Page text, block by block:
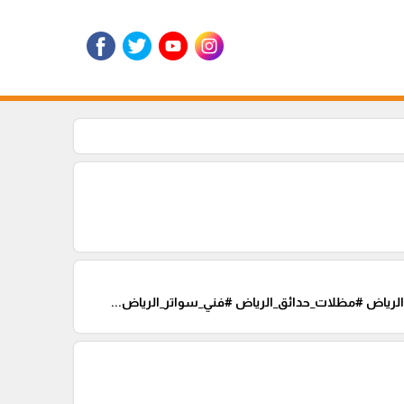
#مظلات_حدائق_الرياض #فني_سواتر_الرياض...